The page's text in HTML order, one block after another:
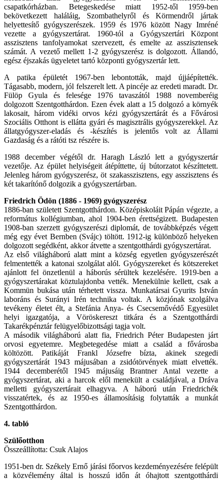
csapatkórházban. Betegeskedése miatt 1952-től 1959-ben
bekövetkezett haláláig, Szombathelyről és Körmendről jártak
helyettesítő gyógyszerészek. 1959 és 1976 között Nagy Imréné
vezette a gyógyszertárat. 1960-tól a Gyógyszertári Központ
asszisztens tanfolyamokat szervezett, és emelte az asszisztensek
számát. A vezető mellett 1-2 gyógyszerész is dolgozott. Állandó,
egész éjszakás ügyeletet tartó központi gyógyszertár lett.
A patika épületét 1967-ben lebontották, majd újjáépítették.
Tágasabb, modern, jól felszerelt lett. A pincéje az eredeti maradt. Dr.
Fülöp Gyula és felesége 1976 tavaszától 1988 novemberéig
dolgozott Szentgotthárdon. Ezen évek alatt a 15 dolgozó a környék
lakosait, három vidéki orvos kézi gyógyszertárát és a Fővárosi
Szociális Otthont is ellátta gyári és magisztrális gyógyszerekkel. Az
állatgyógyszer-eladás és -készítés is jelentős volt az Állami
Gazdaság és a rátóti tsz részére is.
1988 december végétől dr. Haragh László lett a gyógyszertár
vezetője. Az épület helyiségeit átépíttette, új bútorzatot készíttetett.
Jelenleg három gyógyszerész, öt szakasszisztens, egy asszisztens és
két takarítónő dolgozik a gyógyszertárban.
Friedrich Ödön (1886 - 1969) gyógyszerész
1886-ban született Szentgotthárdon. Középiskoláit Pápán végezte, a
református kollégiumban, ahol 1904-ben érettségizett. Budapesten
1908-ban szerzett gyógyszerészi diplomát, de továbbképzés végett
még egy évet Bernben (Svájc) töltött. 1912-ig különböző helyeken
dolgozott segédként, akkor átvette a szentgotthárdi gyógyszertárat.
Az első világháború alatt mint a község egyetlen gyógyszerészét
felmentették a katonai szolgálat alól. Gyógyszereket és kötszereket
ajánlott fel önzetlenül a háborús sérültek kezelésére. 1919-ben a
gyógyszertárakat köztulajdonba vették. Menekülnie kellett, csak a
Kommün bukása után térhetett vissza. Munkatársai Gyurits István
laboráns és Surányi Irén technika voltak. A közjónak szolgálva
tevékeny életet élt, a Stefánia Anya- és Csecsemővédő Egyesület
helyi igazgatója, a Vöröskereszt titkára és a Szentgotthárdi
Takarékpénztár felügyelőbizottsági tagja volt.
A második világháború alatt fia, Friedrich Péter Budapesten járt
orvosi egyetemre. Megbetegedése miatt a család a fővárosba
költözött. Patikáját Frankl Józsefre bízta, akinek szegedi
gyógyszertárát 1943 májusában a zsidótörvények miatt elvették.
1944 decemberétől 1945 májusáig Brantner Antal vezette a
gyógyszertárat, aki a harcok elől menekült a családjával, a Dráva
melletti gyógyszertárait elhagyva. A háború után Friedrichék
visszatértek, és az 1950-es államosításig folytatták a munkát
Szentgotthárdon.
4. tabló
Szülőotthon
Összeállította: Csuk Alajos
1951-ben dr. Székely Ernő járási főorvos kezdeményezésére felépült
a közvélemény által is hosszú időn át óhajtott szentgotthárdi